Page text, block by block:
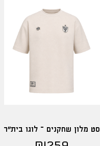
סט מלון שחקנים – לוגו בית"ר